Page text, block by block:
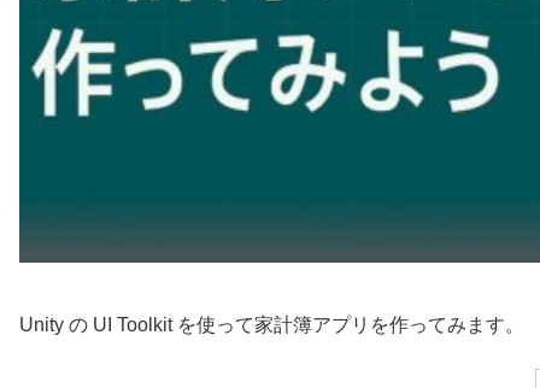
Unity の UI Toolkit を使って家計簿アプリを作ってみます。